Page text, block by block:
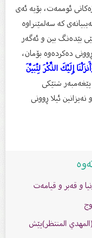
ئوممەت، بۆیە ئەی
كە سەلمێنراوە
بێدەنگ بین و ئەگەر
دەكردەوە بۆمان،
إِلَيْكَ الذِّكْرَ لِتُبَيِّنَ
پێغەمبەر شتێكی
ئیلا ڕوونی
و قەبر و قیامەت
المنتظر)پێش